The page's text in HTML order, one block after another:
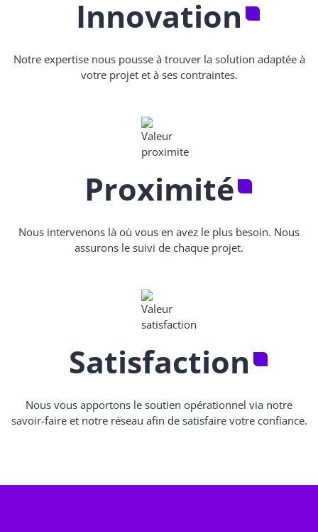
Innovation
Notre expertise nous pousse à trouver la solution adaptée à
votre projet et à ses contraintes.
Proximité
Nous intervenons là où vous en avez le plus besoin. Nous
assurons le suivi de chaque projet.
Satisfaction
Nous vous apportons le soutien opérationnel via notre
savoir-faire et notre réseau afin de satisfaire votre confiance.